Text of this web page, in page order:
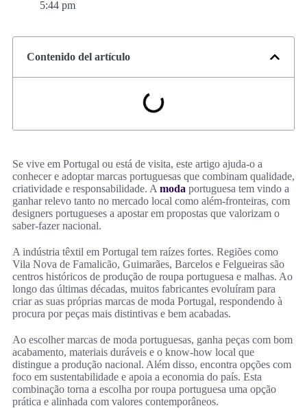
5:44 pm
Contenido del artículo
Se vive em Portugal ou está de visita, este artigo ajuda-o a
conhecer e adoptar marcas portuguesas que combinam qualidade,
criatividade e responsabilidade. A moda portuguesa tem vindo a
ganhar relevo tanto no mercado local como além‑fronteiras, com
designers portugueses a apostar em propostas que valorizam o
saber‑fazer nacional.
A indústria têxtil em Portugal tem raízes fortes. Regiões como
Vila Nova de Famalicão, Guimarães, Barcelos e Felgueiras são
centros históricos de produção de roupa portuguesa e malhas. Ao
longo das últimas décadas, muitos fabricantes evoluíram para
criar as suas próprias marcas de moda Portugal, respondendo à
procura por peças mais distintivas e bem acabadas.
Ao escolher marcas de moda portuguesas, ganha peças com bom
acabamento, materiais duráveis e o know‑how local que
distingue a produção nacional. Além disso, encontra opções com
foco em sustentabilidade e apoia a economia do país. Esta
combinação torna a escolha por roupa portuguesa uma opção
prática e alinhada com valores contemporâneos.